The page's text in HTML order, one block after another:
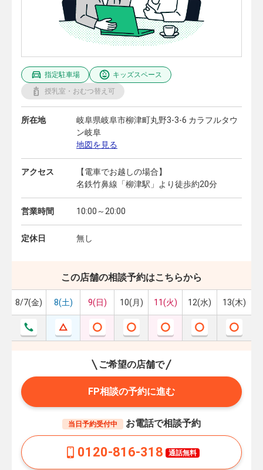
指定駐車場
キッズスペース
授乳室・おむつ替え可
所在地
岐阜県岐阜市柳津町丸野3-3-6 カラフルタウ
ン岐阜
地図を見る
アクセス
【電車でお越しの場合】
名鉄竹鼻線「柳津駅」より徒歩約20分
営業時間 10:00～20:00
定休日 無し
この店舗の相談予約はこちらから
8/7(金) 8(土) 9(日) 10(月) 11(火) 12(水) 13(木)
ご希望の店舗で
FP相談の予約に進む
当日予約受付中 お電話で相談予約
0120-816-318 通話無料